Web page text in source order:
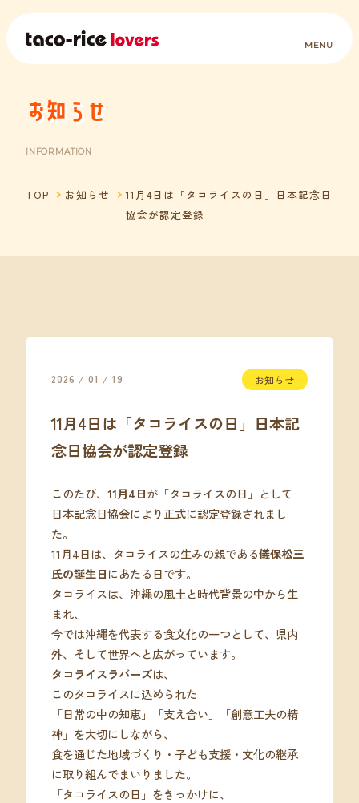
お知らせ
INFORMATION
TOP お知らせ
11月4日は「タコライスの日」日本記念日
協会が認定登録
2026 / 01 / 19 お知らせ
11月4日は「タコライスの日」日本記
念日協会が認定登録
このたび、 11月4日が「タコライスの日」として
日本記念日協会により正式に認定登録されまし
た。
11月4日は、タコライスの生みの親である儀保松三
氏の誕生日にあたる日です。
タコライスは、沖縄の風土と時代背景の中から生
まれ、
今では沖縄を代表する食文化の一つとして、県内
外、そして世界へと広がっています。
タコライスラバーズは、
このタコライスに込められた
「日常の中の知恵」「支え合い」「創意工夫の精
神」を大切にしながら、
食を通じた地域づくり・子ども支援・文化の継承
に取り組んでまいりました。
「タコライスの日」をきっかけに、